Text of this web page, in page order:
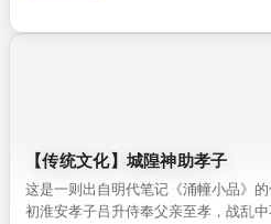
【传统文化】城隍神助孝子
这是一则出自明代笔记《涌幢小品》
初淮安孝子吕升侍奉父亲至孝，战乱